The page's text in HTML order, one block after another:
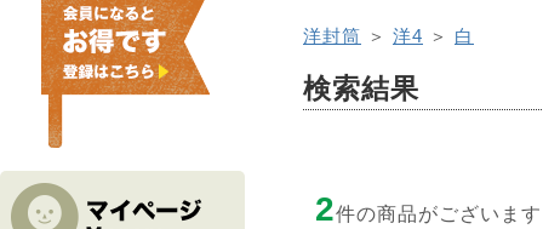
洋封筒 ＞ 洋4 ＞ 白
検索結果
2件の商品がございま